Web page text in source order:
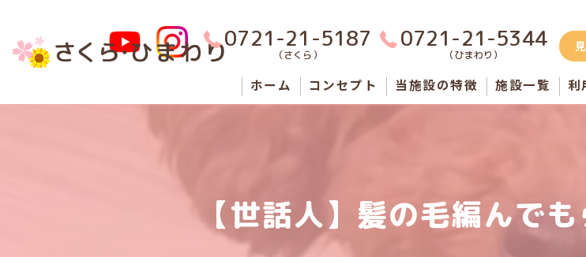
0721-21-5187
（さくら）
0721-21-5344
（ひまわり）
ホーム コンセプト
障がい者
当施設の特徴 施設一覧
さくら西山台(男
利
【世話人】髪の毛編んでも